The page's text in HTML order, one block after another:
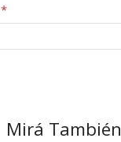
*
Mirá También